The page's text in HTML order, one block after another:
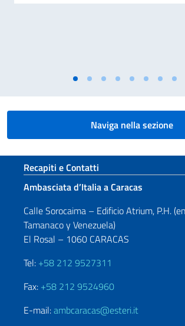
Naviga nella sezione
Sezione footer
Recapiti e Contatti
Ambasciata d’Italia a Caracas
Calle Sorocaima – Edificio Atrium, P.H.
Tamanaco y Venezuela)
El Rosal – 1060 CARACAS
Tel: +58 212 9527311
Fax: +58 212 9524960
E-mail:ambcaracas@esteri.it